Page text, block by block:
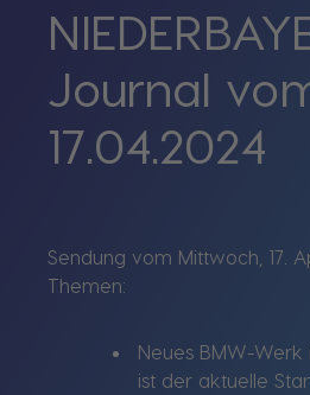
Journal
17.04.2024
Sendung vom Mittwoch, 17.
Themen:
Neues BMW-
ist der aktuelle